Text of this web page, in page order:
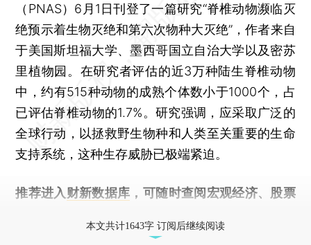
（PNAS）6月1日刊登了一篇研究“脊椎动物濒临灭
绝预示着生物灭绝和第六次物种大灭绝”，作者来自
于美国斯坦福大学、墨西哥国立自治大学以及密苏
里植物园。在研究者评估的近3万种陆生脊椎动物
中，约有515种动物的成熟个体数小于1000个，占
已评估脊椎动物的1.7%。研究强调，应采取广泛的
全球行动，以拯救野生物种和人类至关重要的生命
支持系统，这种生存威胁已极端紧迫。
推荐进入 财新数据库 ，可随时查阅宏观经济、股票
本文共计1643字 订阅后继续阅读